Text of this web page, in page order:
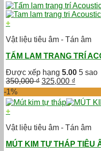
+
Vật liệu tiêu âm - Tán âm
TẤM LAM TRANG TRÍ
Được xếp hạng 5.00 5 sao
350,000₫ Giá
gốc
là:
350,000 ₫.
325,000 ₫
hiện
tại
là:
-1%
+
Vật liệu tiêu âm - Tán âm
MÚT KIM TỰ THÁP TIÊU